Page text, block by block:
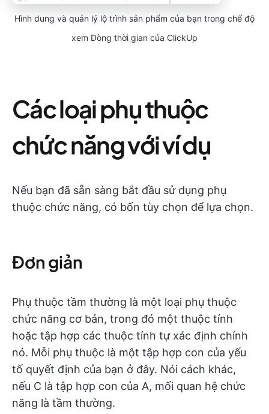
Hình dung và quản lý lộ trình sản phẩm của bạn trong chế độ
xem Dòng thời gian của ClickUp
Các loại phụ thuộc
chức năng với ví dụ
Nếu bạn đã sẵn sàng bắt đầu sử dụng phụ
thuộc chức năng, có bốn tùy chọn để lựa chọn.
Đơn giản
Phụ thuộc tầm thường là một loại phụ thuộc
chức năng cơ bản, trong đó một thuộc tính
hoặc tập hợp các thuộc tính tự xác định chính
nó. Mỗi phụ thuộc là một tập hợp con của yếu
tố quyết định của bạn ở đây. Nói cách khác,
nếu C là tập hợp con của A, mối quan hệ chức
năng là tầm thường.